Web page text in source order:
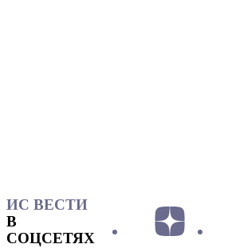
ИС ВЕСТИ
В
СОЦСЕТЯХ